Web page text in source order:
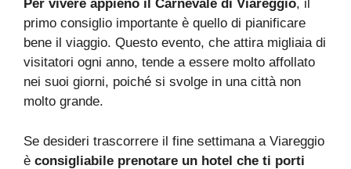
Per vivere appieno il Carnevale di Viareggio, il
primo consiglio importante è quello di pianificare
bene il viaggio. Questo evento, che attira migliaia di
visitatori ogni anno, tende a essere molto affollato
nei suoi giorni, poiché si svolge in una città non
molto grande.
Se desideri trascorrere il fine settimana a Viareggio
è consigliabile prenotare un hotel che ti porti